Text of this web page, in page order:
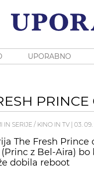
UPORABNO
IN SERIJE / KINO IN TV 03. 09.
The Fresh Prince
z Bel-Aira) bo
dobila reboot